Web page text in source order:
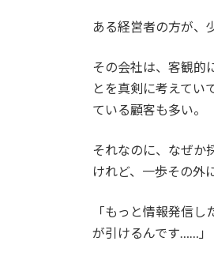
ある経営者の方が、
その会社は、客観的
とを真剣に考えてい
ている顧客も多い。
それなのに、なぜか
けれど、一歩その外
「もっと情報発信
が引けるんです……」